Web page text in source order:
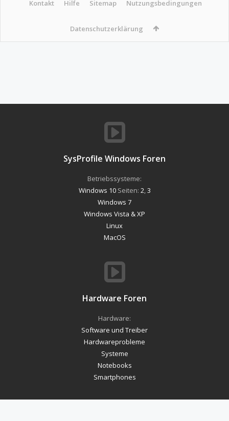
Kontakt Hilfe Sitemap Nutzungsbedingungen
Datenschutzerklärung
SysProfile Windows Foren
Betriebssysteme:
Windows 10Seiten: 2 3
Windows 7
Windows Vista & XP
Linux
MacOS
Hardware Foren
Hardware:
Software und Treiber
Hardwareprobleme
Systeme
Notebooks
Smartphones